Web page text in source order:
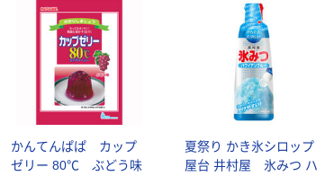
かんてんぱぱ カップ
ゼリー 80℃ ぶどう味
夏祭り かき氷シロップ
屋台 井村屋 氷みつ ハ